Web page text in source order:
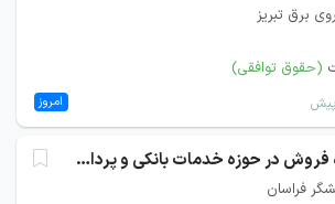
برق تبریز
(حقوق توافقی)
امروز
نماینده فروش در حوزه خدمات بانکی و پرداخت
فراسان